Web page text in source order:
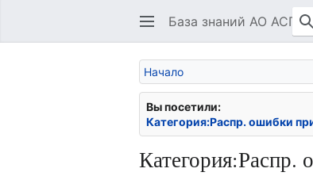
База знаний АО АСП
Начало
Вы посетили:
Категория:Распр. ошибки
Категория:Распр.